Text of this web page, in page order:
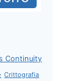
Continuity
Crittografia